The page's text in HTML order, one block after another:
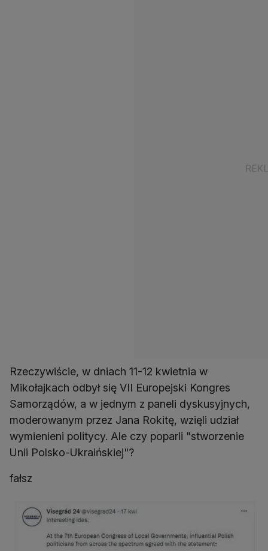
Rzeczywiście, w dniach 11-12 kwietnia w
Mikołajkach odbył się VII Europejski Kongres
Samorządów, a w jednym z paneli dyskusyjnych,
moderowanym przez Jana Rokitę, wzięli udział
wymienieni politycy. Ale czy poparli "stworzenie
Unii Polsko-Ukraińskiej"?